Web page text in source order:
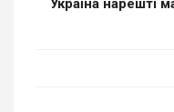
Україна нарешті